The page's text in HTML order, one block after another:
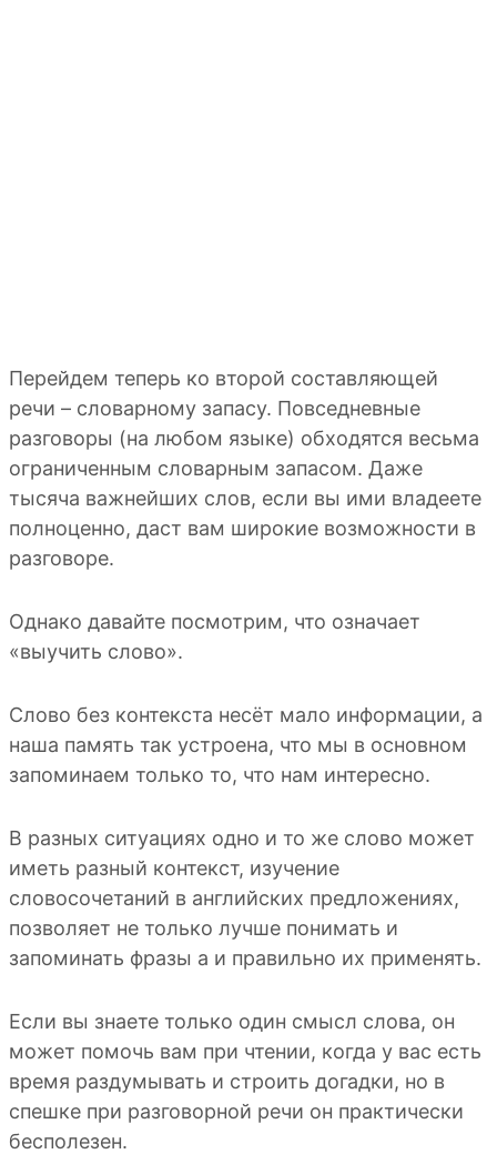
Перейдем теперь ко второй составляющей
речи – словарному запасу. Повседневные
разговоры (на любом языке) обходятся весьма
ограниченным словарным запасом. Даже
тысяча важнейших слов, если вы ими владеете
полноценно, даст вам широкие возможности в
разговоре.
Однако давайте посмотрим, что означает
«выучить слово».
Слово без контекста несёт мало информации, а
наша память так устроена, что мы в основном
запоминаем только то, что нам интересно.
В разных ситуациях одно и то же слово может
иметь разный контекст, изучение
словосочетаний в английских предложениях,
позволяет не только лучше понимать и
запоминать фразы а и правильно их применять.
Если вы знаете только один смысл слова, он
может помочь вам при чтении, когда у вас есть
время раздумывать и строить догадки, но в
спешке при разговорной речи он практически
бесполезен.